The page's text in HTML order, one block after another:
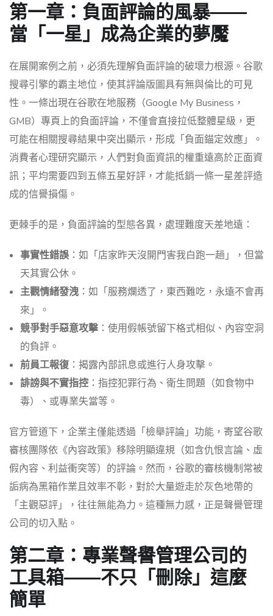
第一章：負面評論的風暴——
當「一星」成為企業的夢魘
在展開案例之前，必須先理解負面評論的破壞力根源。谷歌
搜尋引擎的霸主地位，使其評論版圖具有無與倫比的可見
性。一條出現在谷歌在地服務（Google My Business，
GMB）專頁上的負面評論，不僅會直接拉低整體星級，更
可能在相關搜尋結果中突出顯示，形成「負面錨定效應」。
消費者心理研究顯示，人們對負面資訊的權重遠高於正面資
訊；平均需要四到五條五星好評，才能抵銷一條一星差評造
成的信譽損傷。
更棘手的是，負面評論的型態各異，處理難度天差地遠：
事實性錯誤 ：如「店家昨天沒開門害我白跑一趟」，但當
天其實公休。
主觀情緒發洩 ：如「服務爛透了，東西難吃，永遠不會再
來」。
競爭對手惡意攻擊：使用假帳號留下格式相似、內容空洞
的負評。
前員工報復 ：揭露內部訊息或進行人身攻擊。
誹謗與不實指控 ：指控犯罪行為、衛生問題（如食物中
毒）、或專業失當等。
官方管道下，企業主僅能透過「檢舉評論」功能，寄望谷歌
審核團隊依《內容政策》移除明顯違規（如含仇恨言論、虛
假內容、利益衝突等）的評論。然而，谷歌的審核機制常被
詬病為黑箱作業且效率不彰，對於大量遊走於灰色地帶的
「主觀惡評」，往往無能為力。這種無力感，正是聲譽管理
公司的切入點。
第二章：專業聲譽管理公司的
工具箱——不只「刪除」這麼
簡單